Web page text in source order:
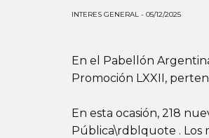
INTERES GENERAL - 05/12/2025
En el Pabellón
Promoción LXXII,
En esta ocasión, 218
Pública\rdblquote . Los